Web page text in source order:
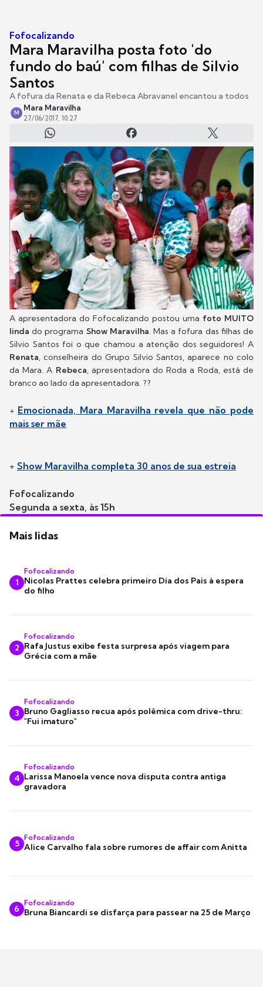
Fofocalizando
Mara Maravilha posta foto 'do
fundo do baú' com filhas de Silvio
Santos
A fofura da Renata e da Rebeca Abravanel encantou a todos
M
Mara Maravilha
27/06/2017, 10:27
A apresentadora do Fofocalizando postou uma foto MUITO
linda do programa Show Maravilha. Mas a fofura das filhas de
Silvio Santos foi o que chamou a atenção dos seguidores! A
Renata, conselheira do Grupo Silvio Santos, aparece no colo
da Mara. A Rebeca, apresentadora do Roda a Roda, está de
branco ao lado da apresentadora. ??
+ Emocionada, Mara Maravilha revela que não pode
mais ser mãe
+ Show Maravilha completa 30 anos de sua estreia
Fofocalizando
Segunda a sexta, às 15h
Mais lidas
1
Fofocalizando
Nicolas Prattes celebra primeiro Dia dos Pais à espera
do filho
2
Fofocalizando
Rafa Justus exibe festa surpresa após viagem para
Grécia com a mãe
3
Fofocalizando
Bruno Gagliasso recua após polêmica com drive-thru:
"Fui imaturo"
4
Fofocalizando
Larissa Manoela vence nova disputa contra antiga
gravadora
5
Fofocalizando
Alice Carvalho fala sobre rumores de affair com Anitta
6
Fofocalizando
Bruna Biancardi se disfarça para passear na 25 de Março